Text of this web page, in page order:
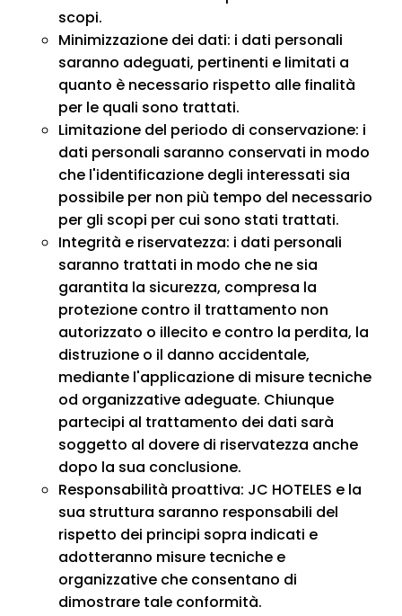
scopi.
Minimizzazione dei dati: i dati personali
saranno adeguati, pertinenti e limitati a
quanto è necessario rispetto alle finalità
per le quali sono trattati.
Limitazione del periodo di conservazione: i
dati personali saranno conservati in modo
che l'identificazione degli interessati sia
possibile per non più tempo del necessario
per gli scopi per cui sono stati trattati.
Integrità e riservatezza: i dati personali
saranno trattati in modo che ne sia
garantita la sicurezza, compresa la
protezione contro il trattamento non
autorizzato o illecito e contro la perdita, la
distruzione o il danno accidentale,
mediante l'applicazione di misure tecniche
od organizzative adeguate. Chiunque
partecipi al trattamento dei dati sarà
soggetto al dovere di riservatezza anche
dopo la sua conclusione.
Responsabilità proattiva: JC HOTELES e la
sua struttura saranno responsabili del
rispetto dei principi sopra indicati e
adotteranno misure tecniche e
organizzative che consentano di
dimostrare tale conformità.